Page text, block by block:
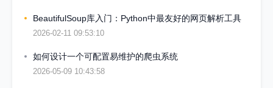
BeautifulSoup库入门：Python中最友好的网页解析工具
2026-02-11 09:53:10
如何设计一个可配置易维护的爬虫系统
2026-05-09 10:43:58